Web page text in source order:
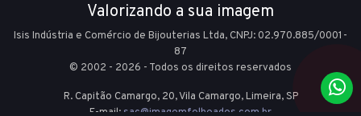
Valorizando a sua imagem
Isis Indústria e Comércio de Bijouterias Ltda, CNPJ: 02.970.885/0001-
87
© 2002 - 2026 - Todos os direitos reservados
R. Capitão Camargo, 20, Vila Camargo,Limeira,SP
E-mail: sac@imagemfolheados.com.br